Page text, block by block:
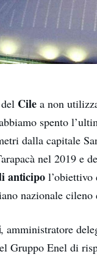
Cilea non
spento
dalla capitale
nel 2019 e
anticipol’obiettivo
nazionale cileno
, amministratore
Gruppo Enel di